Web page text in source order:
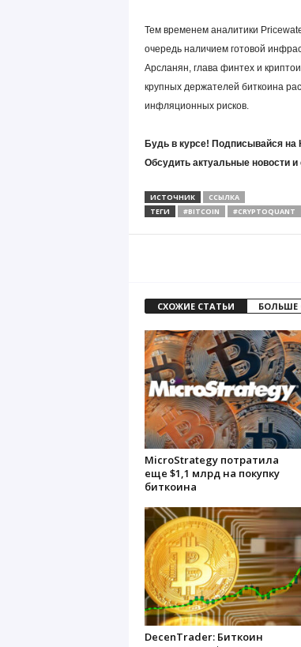
Тем временем аналитики
очередь наличием готовой
Арсланян, глава финтех и
крупных держателей биткоина
инфляционных рисков.
Будь в курсе! Подписывайся на
Обсудить актуальные новости и
ИСТОЧНИК
ССЫЛКА
ТЕГИ
#BITCOIN #CRYPTOQUANT
СХОЖИЕ СТАТЬИ БОЛЬШЕ
MicroStrategy потратила
еще $1,1 млрд на покупку
биткоина
DecenTrader: Биткоин